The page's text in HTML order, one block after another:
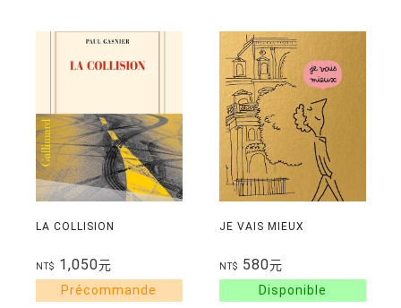
LA COLLISION
NT$ 1,050元
JE VAIS MIEUX
NT$ 580元